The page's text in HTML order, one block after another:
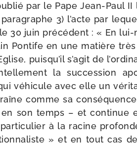
par le Pape Jean-​Paul II
3) l’acte par
30 juin pré­cé­dent : « En
Pontife en une matière très
puis­qu’il s’a­git de
la suc­ces­sion
véhi­cule avec elle un
comme sa
son temps – et conti­nue
à la racine
» et en tout cas